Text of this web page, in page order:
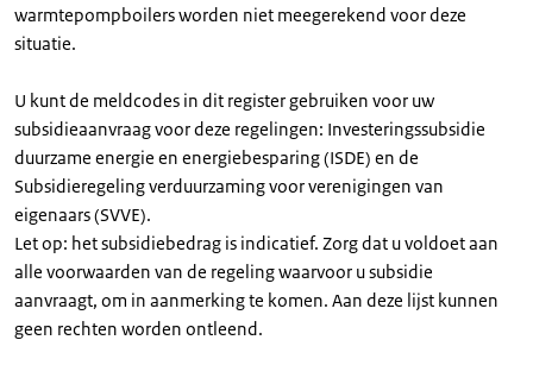
warmtepompboilers worden niet meegerekend voor deze
situatie.
U kunt de meldcodes in dit register gebruiken voor uw
subsidieaanvraag voor deze regelingen: Investeringssubsidie
duurzame energie en energiebesparing (ISDE) en de
Subsidieregeling verduurzaming voor verenigingen van
eigenaars (SVVE).
Let op: het subsidiebedrag is indicatief. Zorg dat u voldoet aan
alle voorwaarden van de regeling waarvoor u subsidie
aanvraagt, om in aanmerking te komen. Aan deze lijst kunnen
geen rechten worden ontleend.